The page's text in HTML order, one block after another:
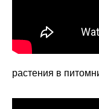
растения в